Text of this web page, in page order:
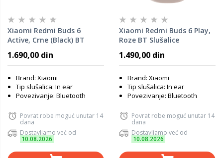
Xiaomi Redmi Buds 6
Active, Crne (Black) BT
1.690,00 din
Brand: Xiaomi
Tip slušalica: In ear
Povezivanje: Bluetooth
Povrat robe moguć unutar 14
dana
Dostavljamo već od
10.08.2026
Xiaomi Redmi Buds 6 Play,
Roze BT Slušalice
1.490,00 din
Brand: Xiaomi
Tip slušalica: In ear
Povezivanje: Bluetooth
Povrat robe moguć unutar 14
dana
Dostavljamo već od
10.08.2026